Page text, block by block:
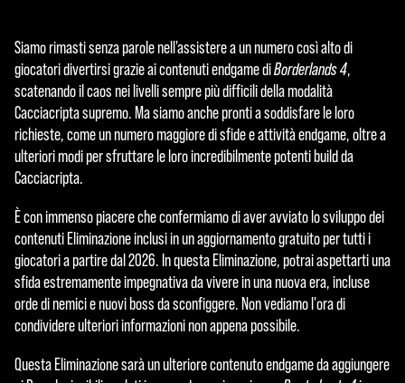
Siamo rimasti senza parole nell'assistere a un numero così alto di
giocatori divertirsi grazie ai contenuti endgame diBorderlands 4,
scatenando il caos nei livelli sempre più difficili della modalità
Cacciacripta supremo. Ma siamo anche pronti a soddisfare le loro
richieste, come un numero maggiore di sfide e attività endgame, oltre a
ulteriori modi per sfruttare le loro incredibilmente potenti build da
Cacciacripta.
È con immenso piacere che confermiamo di aver avviato lo sviluppo dei
contenuti Eliminazione inclusi in un aggiornamento gratuito per tutti i
giocatori a partire dal 2026. In questa Eliminazione, potrai aspettarti una
sfida estremamente impegnativa da vivere in una nuova era, incluse
orde di nemici e nuovi boss da sconfiggere. Non vediamo l'ora di
condividere ulteriori informazioni non appena possibile.
Questa Eliminazione sarà un ulteriore contenuto endgame da aggiungere